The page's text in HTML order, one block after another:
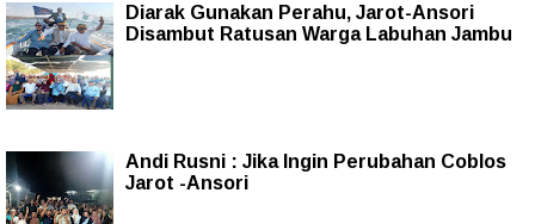
Diarak Gunakan Perahu, Jarot-Ansori
Disambut Ratusan Warga Labuhan Jambu
Andi Rusni : Jika Ingin Perubahan Coblos
Jarot -Ansori